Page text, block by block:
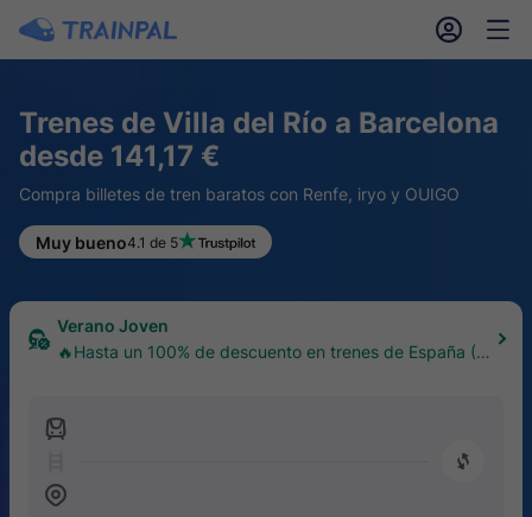
󱎓 󱒨
Trenes de Villa del Río a Barcelona
desde 141,17 €
Compra billetes de tren baratos con Renfe, iryo y OUIGO
Muy bueno4.1 de 5
Verano Joven
🔥Hasta un 100% de descuento en trenes de España (1
󱍉
󰿠
󱒣